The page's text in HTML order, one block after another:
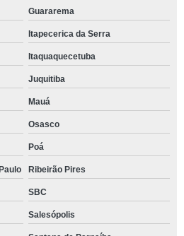
Guararema
Itapecerica da Serra
Itaquaquecetuba
Juquitiba
Mauá
Osasco
Poá
Ribeirão Pires
SBC
Salesópolis